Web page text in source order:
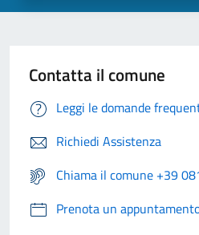
Contatta il comune
Leggi le domande
Richiedi Assistenza
Chiama il comune +39
Prenota un